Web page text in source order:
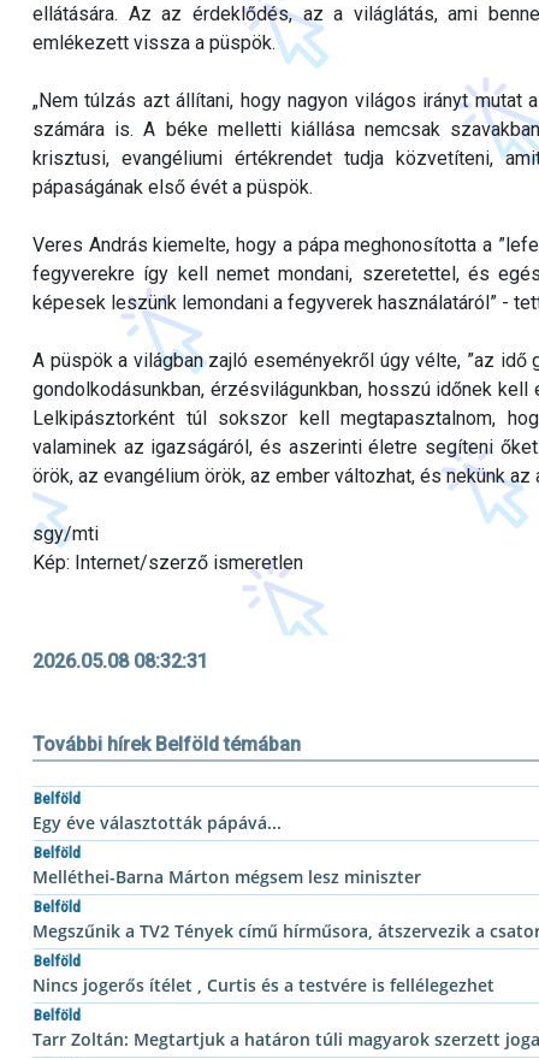
ellátására. Az az érdeklődés, az a világlátás, ami
emlékezett vissza a püspök.
„Nem túlzás azt állítani, hogy nagyon világos irányt
számára is. A béke melletti kiállása nemcsak
krisztusi, evangéliumi értékrendet tudja közvetíteni,
pápaságának első évét a püspök.
Veres András kiemelte, hogy a pápa meghonosította a
fegyverekre így kell nemet mondani, szeretettel, és
képesek leszünk lemondani a fegyverek használatáról” -
A püspök a világban zajló eseményekről úgy vélte, ”az
gondolkodásunkban, érzésvilágunkban, hosszú időnek
Lelkipásztorként túl sokszor kell megtapasztalnom,
valaminek az igazságáról, és aszerinti életre segíteni
örök, az evangélium örök, az ember változhat, és nekünk
sgy/mti
Kép: Internet/szerző ismeretlen
2026.05.08 08:32:31
További hírek Belföld témában
Belföld
Egy éve választották pápává...
Belföld
Melléthei-Barna Márton mégsem lesz miniszter
Belföld
Megszűnik a TV2 Tények című hírműsora, átszervezik a
Belföld
Nincs jogerős ítélet , Curtis és a testvére is fellélegezhet
Belföld
Tarr Zoltán: Megtartjuk a határon túli magyarok szerzett